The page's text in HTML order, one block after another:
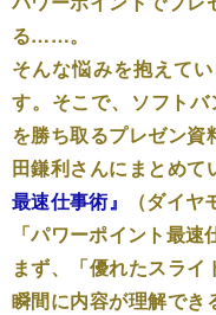
る……。
そんな悩みを抱えて
す。そこで、ソフトバ
を勝ち取るプレゼン資
田鎌利さんにまとめて
最速仕事術』
（ダイヤ
「パワーポイント最速
まず、「優れたスラ
瞬間に内容が理解でき